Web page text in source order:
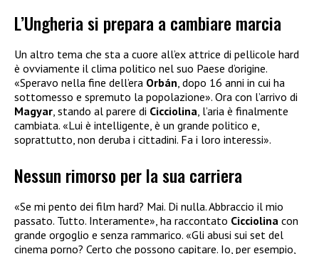
L’Ungheria si prepara a cambiare marcia
Un altro tema che sta a cuore all’ex attrice di pellicole hard
è ovviamente il clima politico nel suo Paese d’origine.
«Speravo nella fine dell’era Orbán, dopo 16 anni in cui ha
sottomesso e spremuto la popolazione». Ora con l’arrivo di
Magyar, stando al parere di Cicciolina, l’aria è finalmente
cambiata. «Lui è intelligente, è un grande politico e,
soprattutto, non deruba i cittadini. Fa i loro interessi».
Nessun rimorso per la sua carriera
«Se mi pento dei film hard? Mai. Di nulla. Abbraccio il mio
passato. Tutto. Interamente», ha raccontato Cicciolina con
grande orgoglio e senza rammarico. «Gli abusi sui set del
cinema porno? Certo che possono capitare. Io, per esempio,